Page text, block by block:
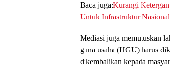
Baca juga:Kurangi
Untuk Infrastruktur Nasional
Mediasi juga memutuskan
guna usaha (HGU) harus
dikembalikan kepada